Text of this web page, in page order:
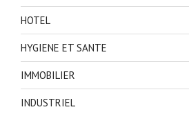
HOTEL
HYGIENE ET SANTE
IMMOBILIER
INDUSTRIEL